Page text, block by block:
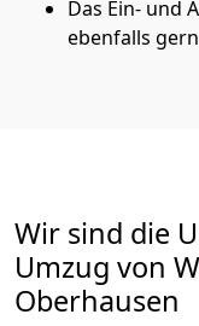
Das Ein- und
ebenfalls
Wir sind die
Umzug von
Oberhausen